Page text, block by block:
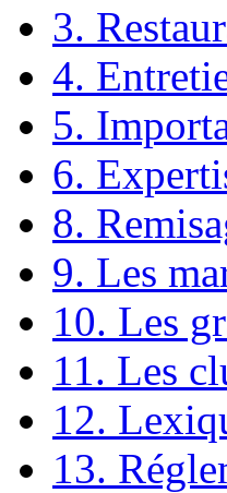
3.
4.
5.
6.
8.
9. Les
10. Les
11. Les
12.
13.